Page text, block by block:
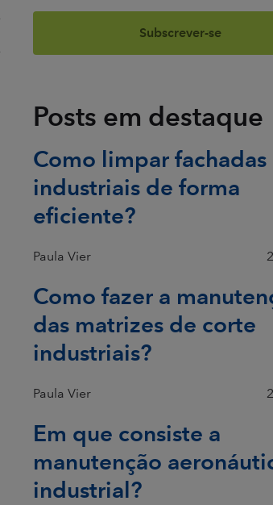
Posts em destaque
Como limpar fachadas
industriais de forma
eficiente?
Paula Vier
Como fazer a
das matrizes de corte
industriais?
Paula Vier
Em que consiste a
manutenção
industrial?